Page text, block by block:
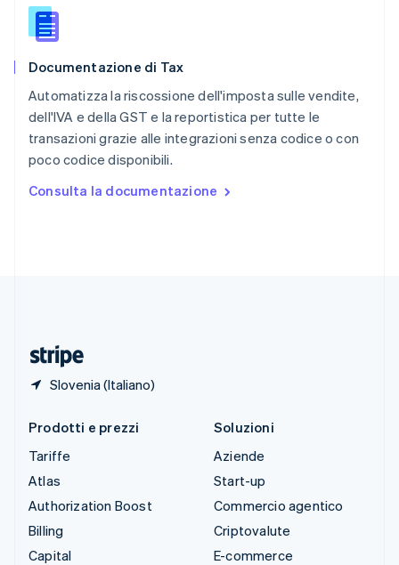
Documentazione di Tax
Automatizza la riscossione dell'imposta sulle vendite,
dell'IVA e della GST e la reportistica per tutte le
transazioni grazie alle integrazioni senza codice o con
poco codice disponibili.
Consulta la documentazione
Slovenia (Italiano)
English
Singapore
Slovacchia
English
Slovenia
Spagna
EspañolEnglish
English Español简体中文
Prodotti e prezzi
Tariffe
Atlas
Authorization Boost
Billing
Capital
Soluzioni
Aziende
Start-up
Commercio agentico
Criptovalute
E-commerce